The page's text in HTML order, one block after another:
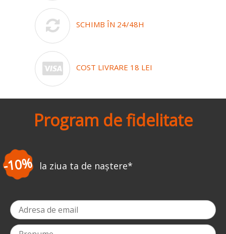
SCHIMB ÎN 24/48H
COST LIVRARE 18 LEI
Program de fidelitate
-3% la prima comandă